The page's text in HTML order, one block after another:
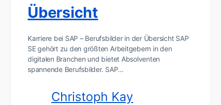
Übersicht
Karriere bei SAP – Berufsbilder in der Übersicht SAP
SE gehört zu den größten Arbeitgebern in den
digitalen Branchen und bietet Absolventen
spannende Berufsbilder. SAP…
Christoph Kay